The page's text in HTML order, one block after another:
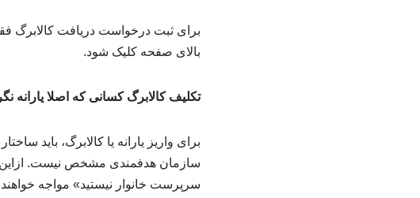
برای ثبت درخواست دریافت کالابرگ
بالای صفحه کلیک شود.
تکلیف کالابرگ کسانی که اصلا یارانه نگرفته‌اند یا کسانی که
برای واریز یارانه یا کالابرگ، باید
سازمان هدفمندی مشخص نیست.
سرپرست خانوار نیستید» مواجه